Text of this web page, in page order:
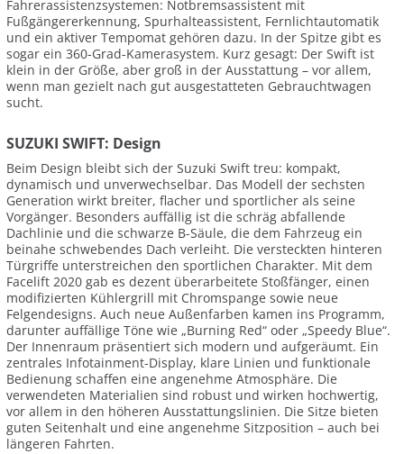
Fahrerassistenzsystemen: Notbremsassistent mit
Fußgängererkennung, Spurhalteassistent, Fernlichtautomatik
und ein aktiver Tempomat gehören dazu. In der Spitze gibt es
sogar ein 360-Grad-Kamerasystem. Kurz gesagt: Der Swift ist
klein in der Größe, aber groß in der Ausstattung – vor allem,
wenn man gezielt nach gut ausgestatteten Gebrauchtwagen
sucht.
SUZUKI SWIFT: Design
Beim Design bleibt sich der Suzuki Swift treu: kompakt,
dynamisch und unverwechselbar. Das Modell der sechsten
Generation wirkt breiter, flacher und sportlicher als seine
Vorgänger. Besonders auffällig ist die schräg abfallende
Dachlinie und die schwarze B-Säule, die dem Fahrzeug ein
beinahe schwebendes Dach verleiht. Die versteckten hinteren
Türgriffe unterstreichen den sportlichen Charakter. Mit dem
Facelift 2020 gab es dezent überarbeitete Stoßfänger, einen
modifizierten Kühlergrill mit Chromspange sowie neue
Felgendesigns. Auch neue Außenfarben kamen ins Programm,
darunter auffällige Töne wie „Burning Red“ oder „Speedy Blue“.
Der Innenraum präsentiert sich modern und aufgeräumt. Ein
zentrales Infotainment-Display, klare Linien und funktionale
Bedienung schaffen eine angenehme Atmosphäre. Die
verwendeten Materialien sind robust und wirken hochwertig,
vor allem in den höheren Ausstattungslinien. Die Sitze bieten
guten Seitenhalt und eine angenehme Sitzposition – auch bei
längeren Fahrten.